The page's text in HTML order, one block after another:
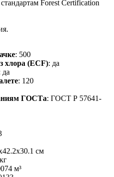
Forest Certification
: 500
хлора (ECF): да
да
: 120
ГОСТа: ГОСТ Р 57641-
см
м³